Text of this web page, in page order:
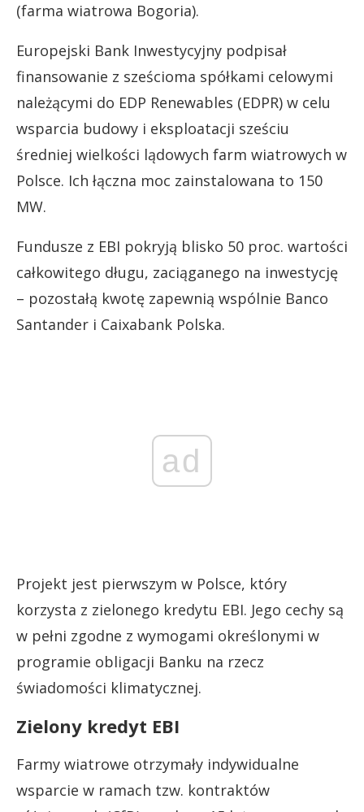
(farma wiatrowa Bogoria).
Europejski Bank Inwestycyjny podpisał
finansowanie z sześcioma spółkami celowymi
należącymi do EDP Renewables (EDPR) w celu
wsparcia budowy i eksploatacji sześciu
średniej wielkości lądowych farm wiatrowych w
Polsce. Ich łączna moc zainstalowana to 150
MW.
Fundusze z EBI pokryją blisko 50 proc. wartości
całkowitego długu, zaciąganego na inwestycję
– pozostałą kwotę zapewnią wspólnie Banco
Santander i Caixabank Polska.
ad
Projekt jest pierwszym w Polsce, który
korzysta z zielonego kredytu EBI. Jego cechy są
w pełni zgodne z wymogami określonymi w
programie obligacji Banku na rzecz
świadomości klimatycznej.
Zielony kredyt EBI
Farmy wiatrowe otrzymały indywidualne
wsparcie w ramach tzw. kontraktów